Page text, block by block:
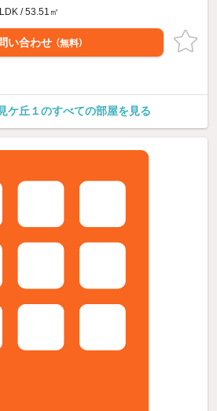
/ 53.51㎡
い合わせ （無料）
ケ丘１のすべての部屋を見る